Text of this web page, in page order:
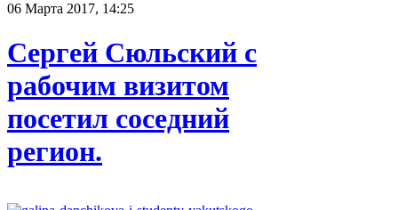
06 Марта 2017, 14:25
Сергей Сюльский с
рабочим визитом
посетил соседний
регион.